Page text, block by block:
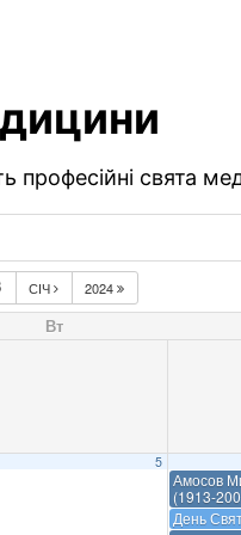
свята
СІЧ 2024
Вт
5
Амосов
(1913-
День